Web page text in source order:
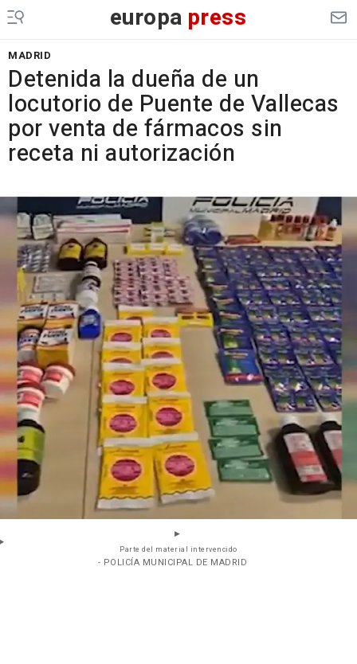
europa press
MADRID
Detenida la dueña de un
locutorio de Puente de Vallecas
por venta de fármacos sin
receta ni autorización
Parte del material intervencido
- POLICÍA MUNICIPAL DE MADRID